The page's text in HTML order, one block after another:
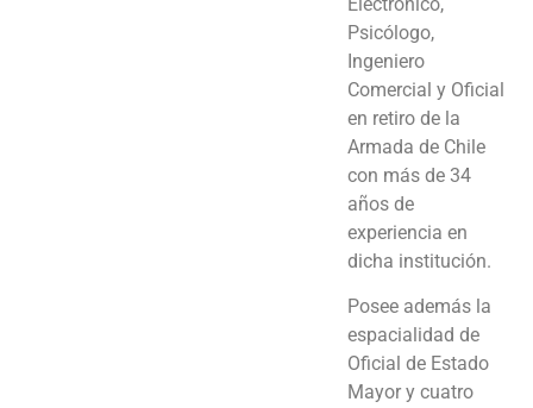
Psicólogo,
Ingeniero
Comercial y Oficial
en retiro de la
Armada de Chile
con más de 34
años de
experiencia en
dicha institución.
Posee además la
espacialidad de
Oficial de Estado
Mayor y cuatro